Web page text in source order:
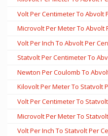
Volt Per Centimeter To Abvolt
Microvolt Per Meter To Abvolt
Volt Per Inch To Abvolt Per
Statvolt Per Centimeter To
Newton Per Coulomb To
Kilovolt Per Meter To Statvolt
Volt Per Centimeter To
Microvolt Per Meter To
Volt Per Inch To Statvolt Per